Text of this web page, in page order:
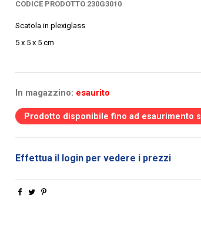
CODICE PRODOTTO 230G3010
Scatola in plexiglass
5 x 5 x 5 cm
In magazzino: esaurito
Prodotto disponibile fino ad esaurimento
Effettua il login per vedere i prezzi